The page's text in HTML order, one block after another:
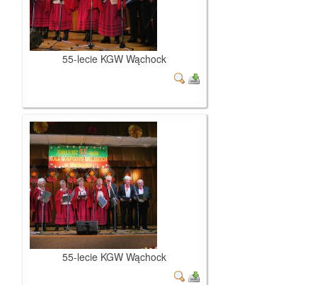
55-lecie KGW Wąchock
55-lecie KGW Wąchock